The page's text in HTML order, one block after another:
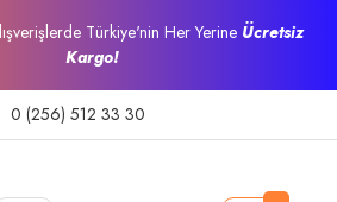
Türkiye'nin Her Yerine Ücretsiz
Kargo!
0 (256) 512 33 30